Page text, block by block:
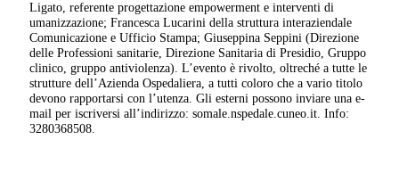
Ligato, referente progettazione empowerment e interventi di
umanizzazione; Francesca Lucarini della struttura interaziendale
Comunicazione e Ufficio Stampa; Giuseppina Seppini (Direzione
delle Professioni sanitarie, Direzione Sanitaria di Presidio, Gruppo
clinico, gruppo antiviolenza). L’evento è rivolto, oltreché a tutte le
strutture dell’Azienda Ospedaliera, a tutti coloro che a vario titolo
devono rapportarsi con l’utenza. Gli esterni possono inviare una e-
mail per iscriversi all’indirizzo: somale.nspedale.cuneo.it. Info:
3280368508.